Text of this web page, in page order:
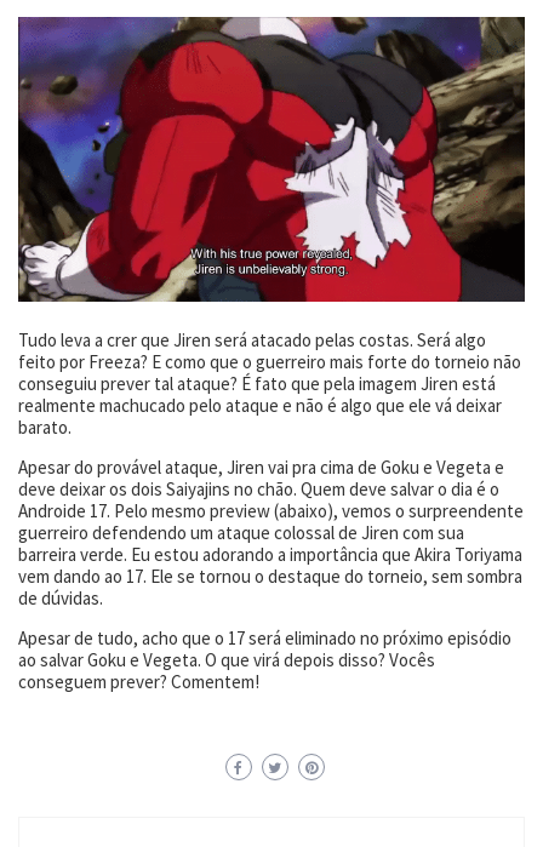
Tudo leva a crer que Jiren será atacado pelas costas. Será algo
feito por Freeza? E como que o guerreiro mais forte do torneio não
conseguiu prever tal ataque? É fato que pela imagem Jiren está
realmente machucado pelo ataque e não é algo que ele vá deixar
barato.
Apesar do provável ataque, Jiren vai pra cima de Goku e Vegeta e
deve deixar os dois Saiyajins no chão. Quem deve salvar o dia é o
Androide 17. Pelo mesmo preview (abaixo), vemos o surpreendente
guerreiro defendendo um ataque colossal de Jiren com sua
barreira verde. Eu estou adorando a importância que Akira Toriyama
vem dando ao 17. Ele se tornou o destaque do torneio, sem sombra
de dúvidas.
Apesar de tudo, acho que o 17 será eliminado no próximo episódio
ao salvar Goku e Vegeta. O que virá depois disso? Vocês
conseguem prever? Comentem!